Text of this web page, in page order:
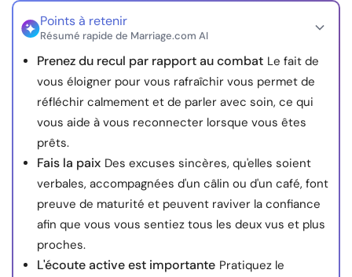
© Copyright 2026. Tous droits réservés.
Points à retenir
Résumé rapide de Marriage.com AI
Prenez du recul par rapport au combat Le fait de
vous éloigner pour vous rafraîchir vous permet de
réfléchir calmement et de parler avec soin, ce qui
vous aide à vous reconnecter lorsque vous êtes
prêts.
Fais la paix Des excuses sincères, qu'elles soient
verbales, accompagnées d'un câlin ou d'un café, font
preuve de maturité et peuvent raviver la confiance
afin que vous vous sentiez tous les deux vus et plus
proches.
L'écoute active est importante Pratiquez le